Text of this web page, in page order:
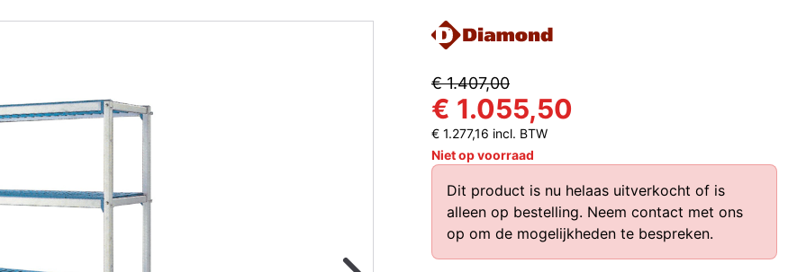
€ 1.407,00
€ 1.055,50
€ 1.277,16 incl. BTW
Niet op voorraad
Dit product is nu helaas uitverkocht of is
alleen op bestelling. Neem contact met ons
op om de mogelijkheden te bespreken.